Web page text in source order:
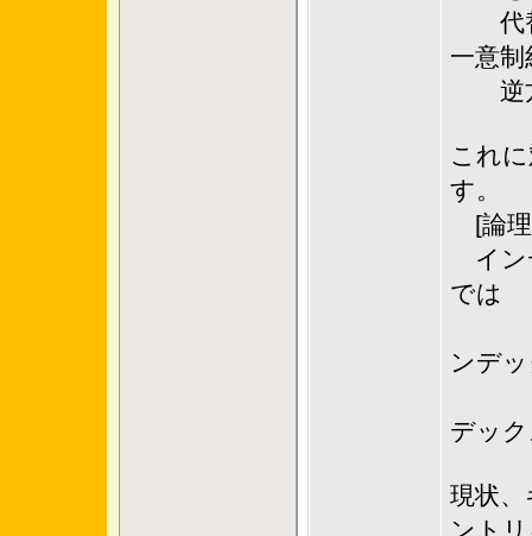
代
一意制
逆方
これ
す。
[論理
イ
では
ンデ
デッ
現状
ント